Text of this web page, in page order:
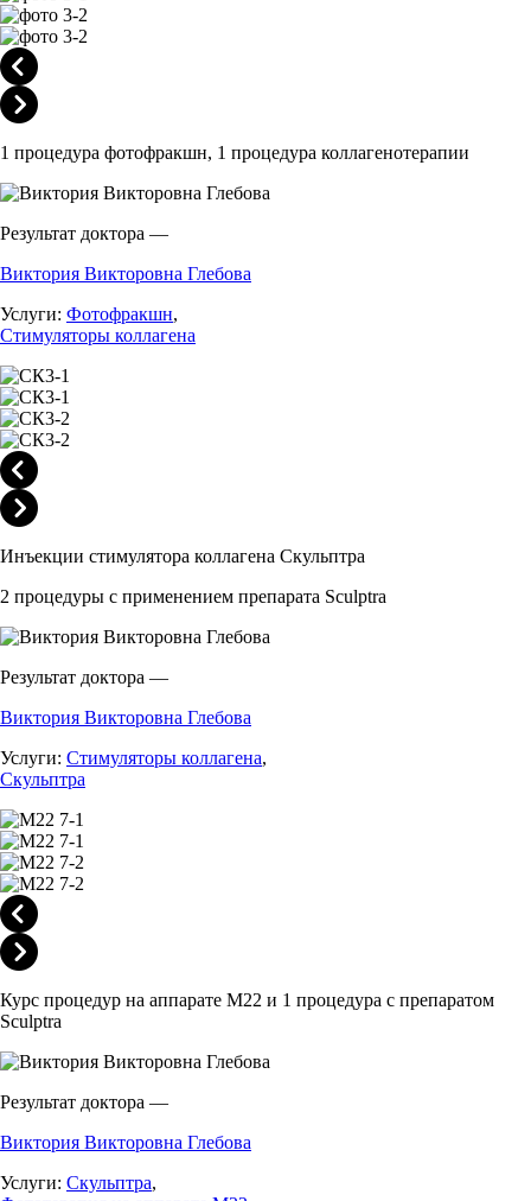
1 процедура фотофракшн, 1 процедура коллагенотерапии
Результат доктора —
Виктория Викторовна Глебова
Услуги: Фотофракшн,
Стимуляторы коллагена
Инъекции стимулятора коллагена Скульптра
2 процедуры с применением препарата Sculptra
Результат доктора —
Виктория Викторовна Глебова
Услуги: Стимуляторы коллагена,
Скульптра
Курс процедур на аппарате M22 и 1 процедура с препаратом
Sculptra
Результат доктора —
Виктория Викторовна Глебова
Услуги: Скульптра,